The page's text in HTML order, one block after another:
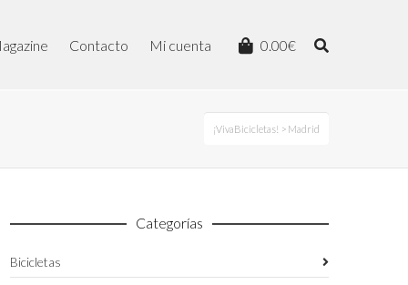
0.00€
Contacto Mi cuenta
¡VivaBicicletas! > Madrid
Categorías
Bicicletas